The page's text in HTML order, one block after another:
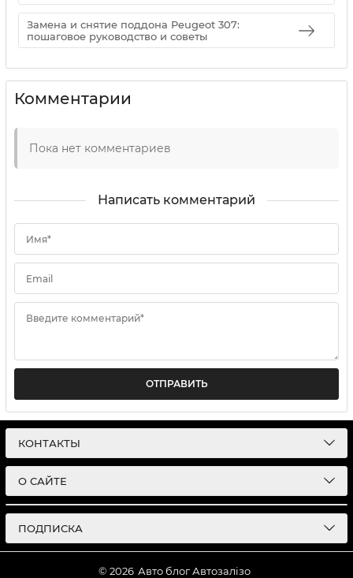
Замена и снятие поддона Peugeot 307:
пошаговое руководство и советы
Комментарии
Пока нет комментариев
Написать комментарий
Имя*
Email
Введите комментарий*
ОТПРАВИТЬ
КОНТАКТЫ
О САЙТЕ
ПОДПИСКА
© 2026 Авто блог Автозалізо